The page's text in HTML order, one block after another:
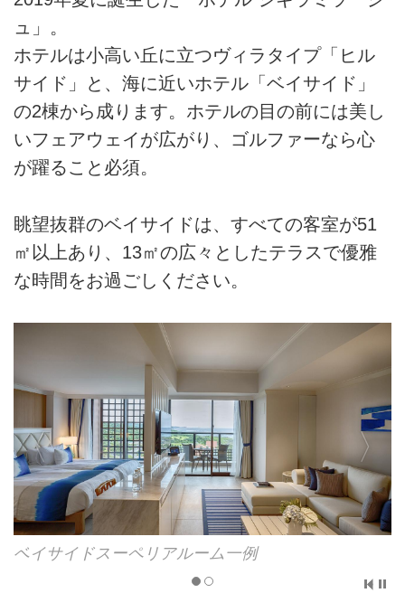
ュ」。
ホテルは小高い丘に立つヴィラタイプ「ヒル
サイド」と、海に近いホテル「ベイサイド」
の2棟から成ります。ホテルの目の前には美し
いフェアウェイが広がり、ゴルファーなら心
が躍ること必須。
眺望抜群のベイサイドは、すべての客室が51
㎡以上あり、13㎡の広々としたテラスで優雅
な時間をお過ごしください。
ベイサイドスーペリアルーム一例